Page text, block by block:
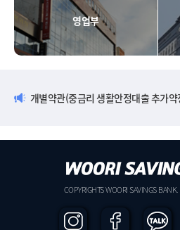
영업부
개별약관(중금리 생활안정대출 추가
COPYRIGHTS WOORI SAVINGS